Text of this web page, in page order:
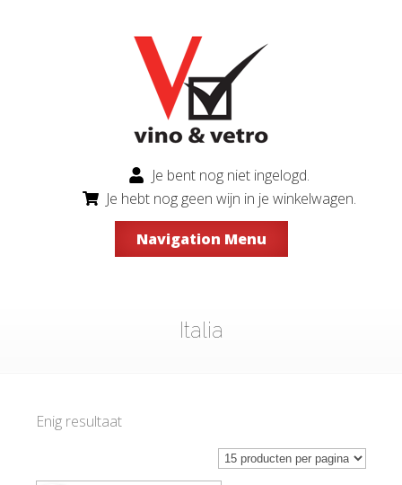
Je bent nog niet ingelogd.
Je hebt nog geen wijn in je winkelwagen.
Navigation Menu
Italia
Enig resultaat